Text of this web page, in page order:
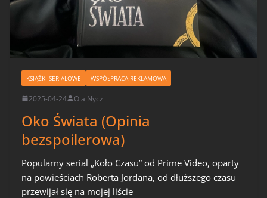
KSIĄŻKI SERIALOWE WSPÓŁPRACA REKLAMOWA
2025-04-24 Ola Nycz
Oko Świata (Opinia
bezspoilerowa)
Popularny serial „Koło Czasu” od Prime Video, oparty
na powieściach Roberta Jordana, od dłuższego czasu
przewijał się na mojej liście